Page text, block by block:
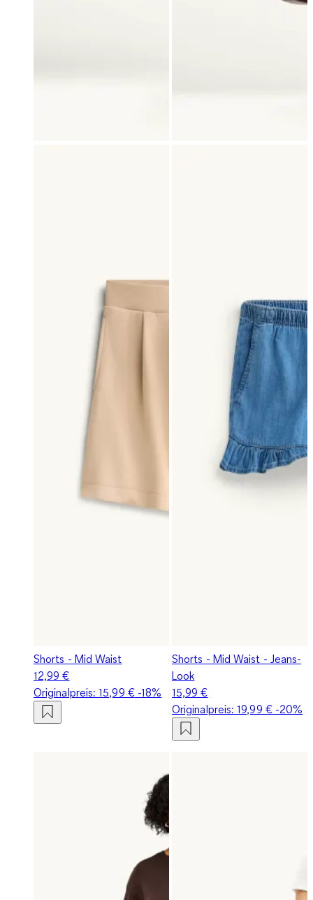
Shorts - Mid Waist
12,99 €
Originalpreis:15,99 €-18%
Shorts - Mid Waist - Jeans-
Look
15,99 €
Originalpreis:19,99 €-20%